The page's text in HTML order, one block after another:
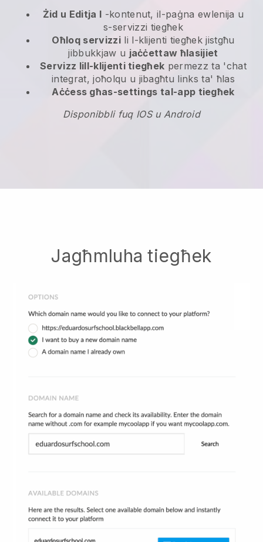
Żid u Editja l -kontenut, il-paġna ewlenija u
s-servizzi tiegħek
Oħloq servizzili l-klijenti tiegħek jistgħu
jibbukkjaw u jaċċettaw ħlasijiet
Servizz lill-klijenti tiegħek permezz ta 'chat
integrat, joħolqu u jibagħtu links ta' ħlas
Aċċess għas-settings tal-app tiegħek
Disponibbli fuq IOS u Android
Jagħmluha tiegħek